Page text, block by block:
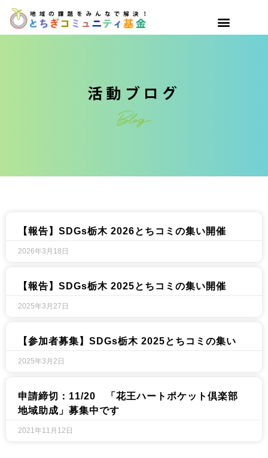
【報告】SDGs栃木 2026とちコミの集い開催​
2026年3月18日
【報告】SDGs栃木 2025とちコミの集い開催​
2025年3月27日
【参加者募集】SDGs栃木 2025とちコミの集い
2025年3月2日
申請締切：11/20 「花王ハートポケット倶楽部
地域助成」募集中です
2021年11月12日